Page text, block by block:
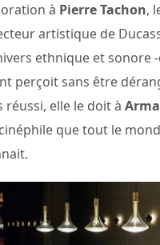
à Pierre Tachon,
artistique de
ethnique et sonore
perçoit sans être
réussi, elle le doit à
que tout le